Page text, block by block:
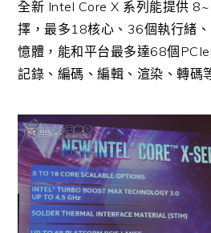
全新 Intel Core X 系列能提供
擇，最多18核心、36個執行緒
憶體，能和平台最多達68個
記錄、編碼、編輯、渲染、轉碼